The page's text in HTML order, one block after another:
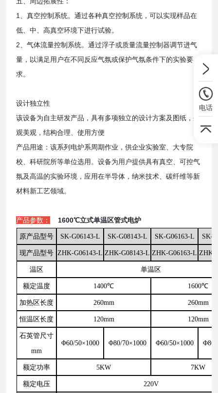
1、真空控制系统。通过各种真空控制系统，可以实现样品在
低、中、高真空环境下进行试验。
2、气体流量控制系统。通过浮子或质量流量控制器调节进气
量，以满足用户在不同反应气氛或保护气氛条件下的实验要
求。
设计独立性
该设备为自主研发产品，具有多项独立的设计方案及图纸，外
观美观，结构合理、使用方便
产品用途：该系列电炉系周期作业，供企业实验室、大专院
校、科研院所等单位选用。设备为用户提供具有真空、可控气
氛及高温的实验环境，应用在半导体，纳米技术、碳纤维等新
材料新工艺领域。
产品参数： 1600℃立式单温区管式电炉
原产品型号 SK-G06143-L SK-G08143-L SK-G06163-L SK-
现产品型号 ZHK-G06143-L ZHK-G08143-L ZHK-G06163-L ZHK-
温区 单温区
额定温度 1400℃ 1600℃
加热区长度 260mm 260mm
恒温区长度 120mm 120mm
石英管尺寸
mm
Φ60/50×1000 Φ80/70×1000 Φ60/50×1000 Φ80/
额定功率 5KW 7KW
额定电压 220V
电话